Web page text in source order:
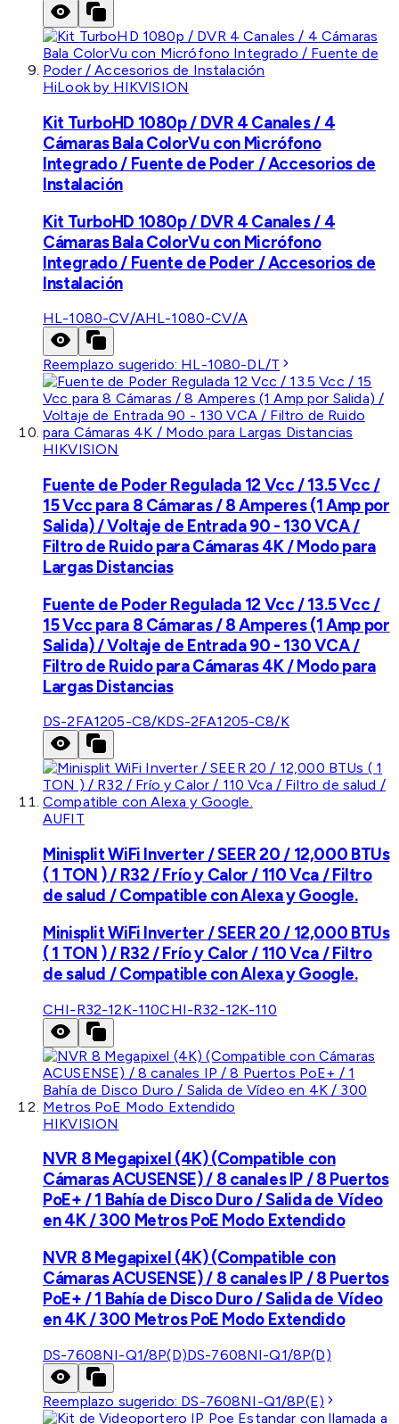
HiLook by HIKVISION
Kit TurboHD 1080p / DVR 4 Canales / 4
Cámaras Bala ColorVu con Micrófono
Integrado / Fuente de Poder / Accesorios de
Instalación
Kit TurboHD 1080p / DVR 4 Canales / 4
Cámaras Bala ColorVu con Micrófono
Integrado / Fuente de Poder / Accesorios de
Instalación
HL-1080-CV/AHL-1080-CV/A
Reemplazo sugerido: HL-1080-DL/T
HIKVISION
Fuente de Poder Regulada 12 Vcc / 13.5 Vcc /
15 Vcc para 8 Cámaras / 8 Amperes (1 Amp por
Salida) / Voltaje de Entrada 90 - 130 VCA /
Filtro de Ruido para Cámaras 4K / Modo para
Largas Distancias
Fuente de Poder Regulada 12 Vcc / 13.5 Vcc /
15 Vcc para 8 Cámaras / 8 Amperes (1 Amp por
Salida) / Voltaje de Entrada 90 - 130 VCA /
Filtro de Ruido para Cámaras 4K / Modo para
Largas Distancias
DS-2FA1205-C8/KDS-2FA1205-C8/K
AUFIT
Minisplit WiFi Inverter / SEER 20 / 12,000 BTUs
( 1 TON ) / R32 / Frío y Calor / 110 Vca / Filtro
de salud / Compatible con Alexa y Google.
Minisplit WiFi Inverter / SEER 20 / 12,000 BTUs
( 1 TON ) / R32 / Frío y Calor / 110 Vca / Filtro
de salud / Compatible con Alexa y Google.
CHI-R32-12K-110CHI-R32-12K-110
HIKVISION
NVR 8 Megapixel (4K) (Compatible con
Cámaras ACUSENSE) / 8 canales IP / 8 Puertos
PoE+ / 1 Bahía de Disco Duro / Salida de Vídeo
en 4K / 300 Metros PoE Modo Extendido
NVR 8 Megapixel (4K) (Compatible con
Cámaras ACUSENSE) / 8 canales IP / 8 Puertos
PoE+ / 1 Bahía de Disco Duro / Salida de Vídeo
en 4K / 300 Metros PoE Modo Extendido
DS-7608NI-Q1/8P(D)DS-7608NI-Q1/8P(D)
Reemplazo sugerido: DS-7608NI-Q1/8P(E)